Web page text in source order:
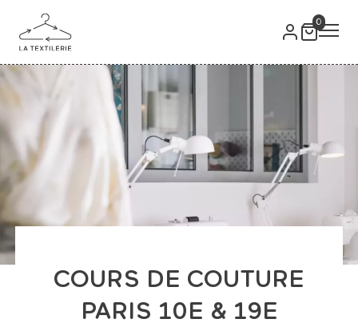
0
COURS DE COUTURE
PARIS 10E & 19E